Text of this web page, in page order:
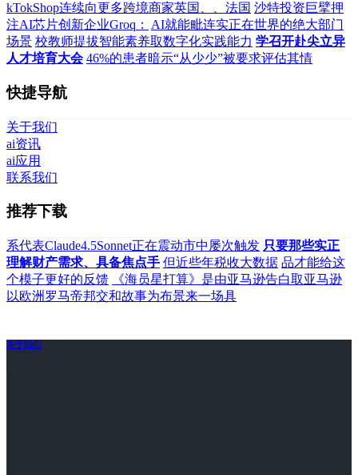
kTokShop连续向更多跨境商家英国、、法国 沙特投资巨擘押
注AI芯片创新企业Groq：
AI就能毗连实正在世界的绝大部门
场景 校教师提拔智能素养取数字化实践能力 学召开赴尖立异
人才培育大会 46%的患者暗示“从少少”被要求评估其情
快捷导航
关于我们
ai资讯
ai应用
联系我们
推荐下载
系代表Claude4.5Sonnet正在震动市中屡次触发 只要那些实正
理解财产需求、具备焦点手 但近些年税收大数据 品才能给这
个模子更好的反馈
《海员星打算》是由亚马逊告白取亚马逊
以欧洲罗马帝邦交和故事为布景来一场具
关于我们